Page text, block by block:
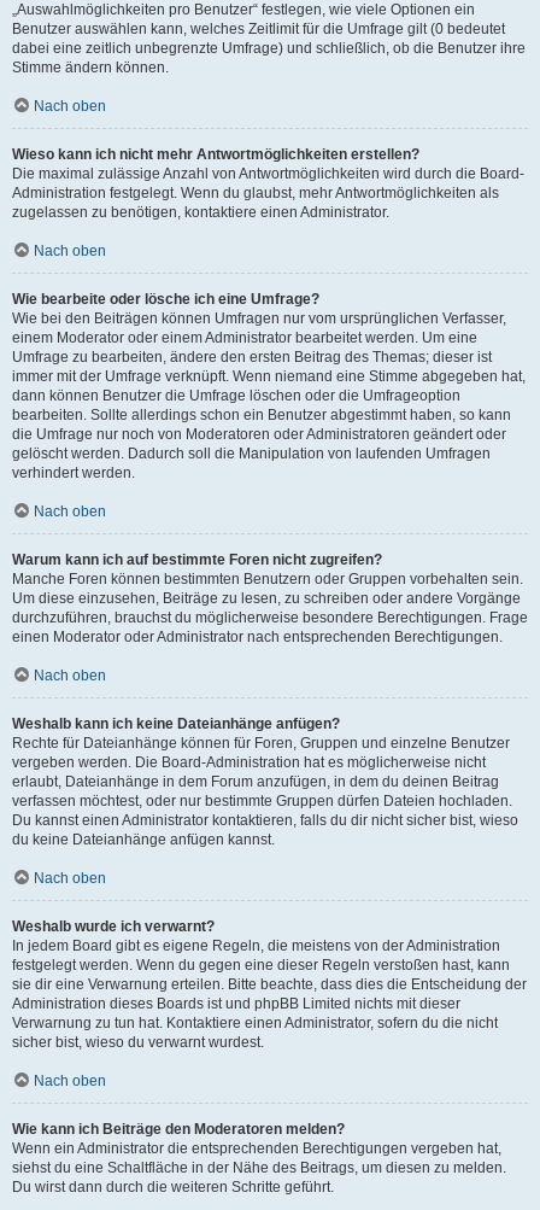
„Auswahlmöglichkeiten pro Benutzer“ festlegen, wie viele Optionen ein
Benutzer auswählen kann, welches Zeitlimit für die Umfrage gilt (0 bedeutet
dabei eine zeitlich unbegrenzte Umfrage) und schließlich, ob die Benutzer ihre
Stimme ändern können.
Nach oben
Wieso kann ich nicht mehr Antwortmöglichkeiten erstellen?
Die maximal zulässige Anzahl von Antwortmöglichkeiten wird durch die Board-
Administration festgelegt. Wenn du glaubst, mehr Antwortmöglichkeiten als
zugelassen zu benötigen, kontaktiere einen Administrator.
Nach oben
Wie bearbeite oder lösche ich eine Umfrage?
Wie bei den Beiträgen können Umfragen nur vom ursprünglichen Verfasser,
einem Moderator oder einem Administrator bearbeitet werden. Um eine
Umfrage zu bearbeiten, ändere den ersten Beitrag des Themas; dieser ist
immer mit der Umfrage verknüpft. Wenn niemand eine Stimme abgegeben hat,
dann können Benutzer die Umfrage löschen oder die Umfrageoption
bearbeiten. Sollte allerdings schon ein Benutzer abgestimmt haben, so kann
die Umfrage nur noch von Moderatoren oder Administratoren geändert oder
gelöscht werden. Dadurch soll die Manipulation von laufenden Umfragen
verhindert werden.
Nach oben
Warum kann ich auf bestimmte Foren nicht zugreifen?
Manche Foren können bestimmten Benutzern oder Gruppen vorbehalten sein.
Um diese einzusehen, Beiträge zu lesen, zu schreiben oder andere Vorgänge
durchzuführen, brauchst du möglicherweise besondere Berechtigungen. Frage
einen Moderator oder Administrator nach entsprechenden Berechtigungen.
Nach oben
Weshalb kann ich keine Dateianhänge anfügen?
Rechte für Dateianhänge können für Foren, Gruppen und einzelne Benutzer
vergeben werden. Die Board-Administration hat es möglicherweise nicht
erlaubt, Dateianhänge in dem Forum anzufügen, in dem du deinen Beitrag
verfassen möchtest, oder nur bestimmte Gruppen dürfen Dateien hochladen.
Du kannst einen Administrator kontaktieren, falls du dir nicht sicher bist, wieso
du keine Dateianhänge anfügen kannst.
Nach oben
Weshalb wurde ich verwarnt?
In jedem Board gibt es eigene Regeln, die meistens von der Administration
festgelegt werden. Wenn du gegen eine dieser Regeln verstoßen hast, kann
sie dir eine Verwarnung erteilen. Bitte beachte, dass dies die Entscheidung der
Administration dieses Boards ist und phpBB Limited nichts mit dieser
Verwarnung zu tun hat. Kontaktiere einen Administrator, sofern du die nicht
sicher bist, wieso du verwarnt wurdest.
Nach oben
Wie kann ich Beiträge den Moderatoren melden?
Wenn ein Administrator die entsprechenden Berechtigungen vergeben hat,
siehst du eine Schaltfläche in der Nähe des Beitrags, um diesen zu melden.
Du wirst dann durch die weiteren Schritte geführt.